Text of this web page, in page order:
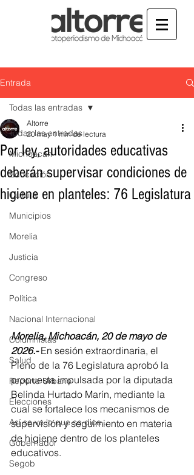
Entrada
Todas las entradas
Michoacán
Educación
Cultura
Municipios
Morelia
Justicia
Congreso
Política
Nacional Internacional
Columnistas
Salud
Reporte Urbano
Elecciones
Así se ve lo que se dice...
Gobernador
Segob
Todas las entradas
Por ley, autoridades educativas
deberán supervisar condiciones de
higiene en planteles: 76 Legislatura
Altorre
20 may 1 min de lectura
Morelia, Michoacán, 20 de mayo de
2026.- En sesión extraordinaria, el
Pleno de la 76 Legislatura aprobó la
propuesta impulsada por la diputada
Belinda Hurtado Marín, mediante la
cual se fortalece los mecanismos de
supervisión y seguimiento en materia
de higiene dentro de los planteles
educativos.